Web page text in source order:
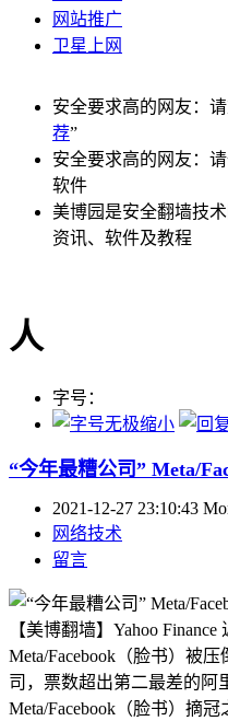
网站推广
卫星上网
安全要求高的网友：
荐”
安全要求高的网友：
软件
美博园是安全翻墙技
资讯、软件及教程
人
字号：
“今年最糟公司” Meta/
2021-12-27 23:10:43
网络技术
留言
【美博翻墙】Yahoo
Meta/Facebook（脸书）被
司，票数超出第二最差的阿
Meta/Facebook（脸书）摘